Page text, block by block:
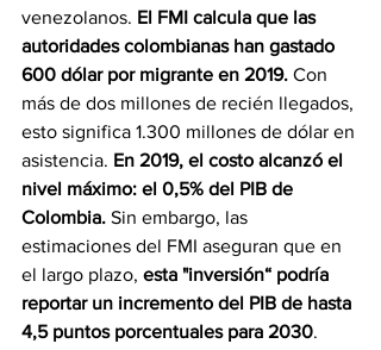
venezolanos. El FMI calcula que las
autoridades colombianas han gastado
600 dólar por migrante en 2019. Con
más de dos millones de recién llegados,
esto significa 1.300 millones de dólar en
asistencia. En 2019, el costo alcanzó el
nivel máximo: el 0,5% del PIB de
Colombia. Sin embargo, las
estimaciones del FMI aseguran que en
el largo plazo, esta "inversión“ podría
reportar un incremento del PIB de hasta
4,5 puntos porcentuales para 2030.